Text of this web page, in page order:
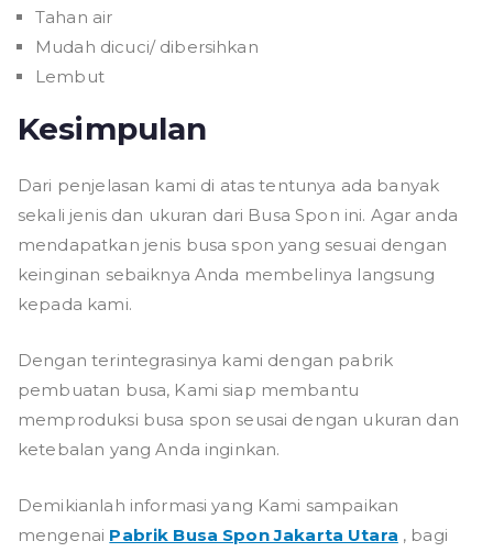
Tahan air
Mudah dicuci/ dibersihkan
Lembut
Kesimpulan
Dari penjelasan kami di atas tentunya ada banyak
sekali jenis dan ukuran dari Busa Spon ini. Agar anda
mendapatkan jenis busa spon yang sesuai dengan
keinginan sebaiknya Anda membelinya langsung
kepada kami.
Dengan terintegrasinya kami dengan pabrik
pembuatan busa, Kami siap membantu
memproduksi busa spon seusai dengan ukuran dan
ketebalan yang Anda inginkan.
Demikianlah informasi yang Kami sampaikan
mengenai Pabrik Busa Spon Jakarta Utara , bagi